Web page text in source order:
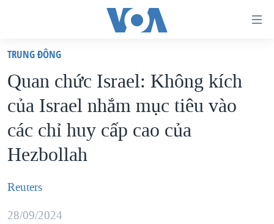
truy
cập
Tới
nội
chính
Tới
hướng
VIỆT NAM
HOA KỲ
BIỂN ĐÔNG
THẾ GIỚI
MỤC
TRUNG ÐÔNG
Quan chức Israel: Không kích
của Israel nhắm mục tiêu vào
các chỉ huy cấp cao của
Hezbollah
Reuters
28/09/2024